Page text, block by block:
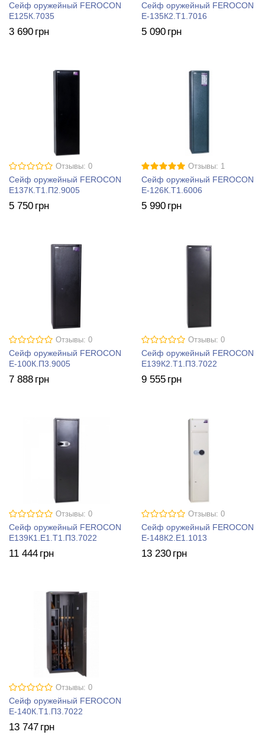
Сейф оружейный FEROCON
Е125К.7035
3 690 грн
Сейф оружейный FEROCON
Е-135К2.Т1.7016
5 090 грн
Отзывы: 0
Сейф оружейный FEROCON
Е137К.Т1.П2.9005
5 750 грн
Отзывы: 1
Сейф оружейный FEROCON
Е-126К.Т1.6006
5 990 грн
Отзывы: 0
Сейф оружейный FEROCON
Е-100К.П3.9005
7 888 грн
Отзывы: 0
Сейф оружейный FEROCON
Е139К2.Т1.П3.7022
9 555 грн
Отзывы: 0
Сейф оружейный FEROCON
Е139К1.Е1.Т1.П3.7022
11 444 грн
Отзывы: 0
Сейф оружейный FEROCON
Е-148К2.Е1.1013
13 230 грн
Отзывы: 0
Сейф оружейный FEROCON
Е-140К.Т1.П3.7022
13 747 грн